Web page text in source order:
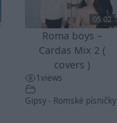
05:02
Roma boys –
Cardas Mix 2 (
covers )
1views
Gipsy - Romské písničky